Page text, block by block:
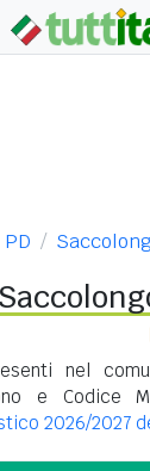
PD
nel
e Codice
2026/2027